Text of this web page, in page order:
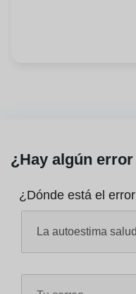
¿Hay algún
¿Dónde está el